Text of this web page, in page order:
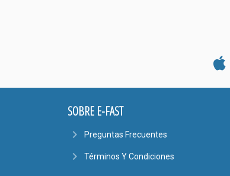
SOBRE E-FAST
navigate_next Preguntas Frecuentes
navigate_next Términos Y Condiciones